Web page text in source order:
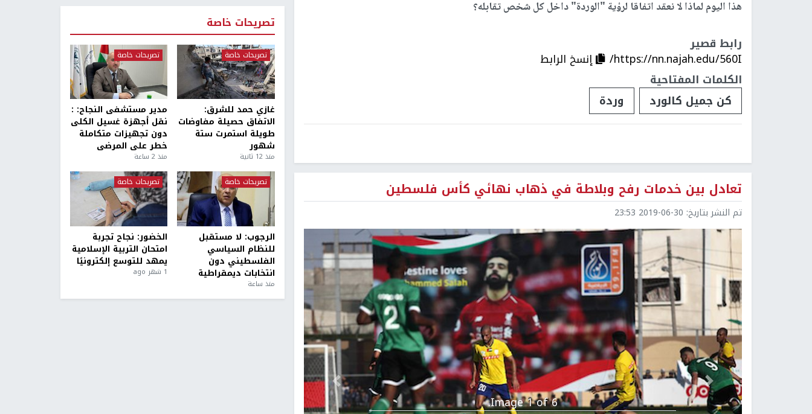
هذا اليوم لماذا لا نعقد اتفاقا لرؤية "الوردة" داخل كل شخص تقابله؟
رابط قصير
https://nn.najah.edu/560I/
إنسخ الرابط
الكلمات المفتاحية
كن جميل كالورد
وردة
تعادل بين خدمات رفح وبلاطة في ذهاب نهائي كأس فلسطين
تم النشر بتاريخ: 2019-06-30 23:53
Image 1 of 6.
Previous التالي
تصريحات خاصة
تصريحات خاصة
غازي حمد للشرق:
الاتفاق حصيلة مفاوضات
طويلة استمرت ستة
شهور
منذ 12 ثانية
تصريحات خاصة
مدير مستشفى النجاح: :
نقل أجهزة غسيل الكلى
دون تجهيزات متكاملة
خطر على المرضى
منذ 2 ساعة
تصريحات خاصة
الرجوب: لا مستقبل
للنظام السياسي
الفلسطيني دون
انتخابات ديمقراطية
منذ ساعة
تصريحات خاصة
الخضور: نجاح تجربة
امتحان التربية الإسلامية
يمهد للتوسع إلكترونيًا
1 شهر ago